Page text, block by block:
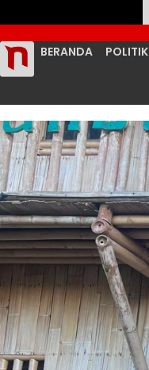
BERANDA POLITIK